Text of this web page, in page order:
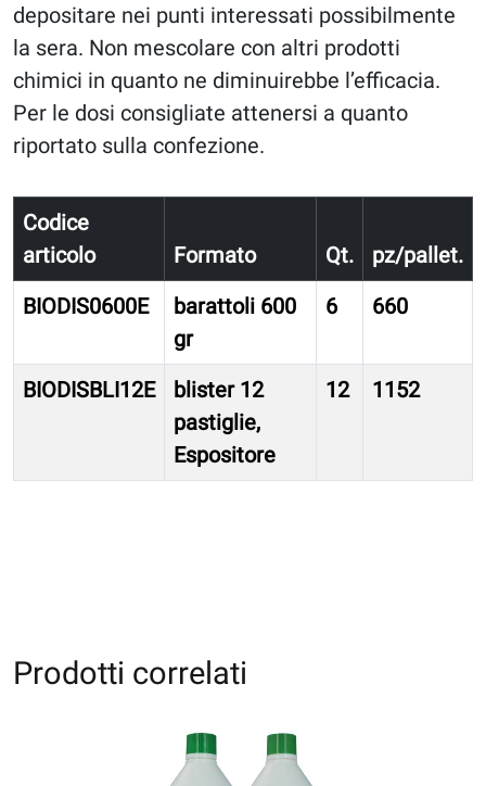
depositare nei punti interessati possibilmente
la sera. Non mescolare con altri prodotti
chimici in quanto ne diminuirebbe l’efficacia.
Per le dosi consigliate attenersi a quanto
riportato sulla confezione.
Codice
articolo
Formato Qt.
pz/pallet.
BIODIS0600E
barattoli 600
gr
6 660
BIODISBLI12E
blister 12
pastiglie,
Espositore
12 1152
Prodotti correlati